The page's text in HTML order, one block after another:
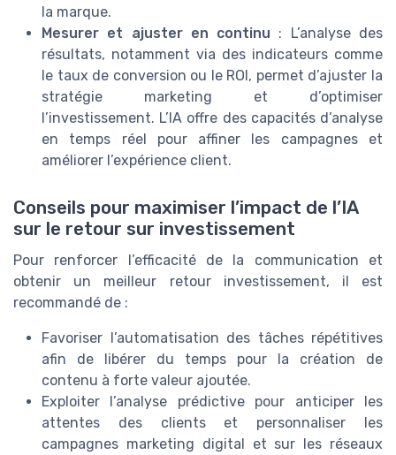
la marque.
Mesurer et ajuster en continu : L’analyse des
résultats, notamment via des indicateurs comme
le taux de conversion ou le ROI, permet d’ajuster la
stratégie marketing et d’optimiser
l’investissement. L’IA offre des capacités d’analyse
en temps réel pour affiner les campagnes et
améliorer l’expérience client.
Conseils pour maximiser l’impact de l’IA
sur le retour sur investissement
Pour renforcer l’efficacité de la communication et
obtenir un meilleur retour investissement, il est
recommandé de :
Favoriser l’automatisation des tâches répétitives
afin de libérer du temps pour la création de
contenu à forte valeur ajoutée.
Exploiter l’analyse prédictive pour anticiper les
attentes des clients et personnaliser les
campagnes marketing digital et sur les réseaux